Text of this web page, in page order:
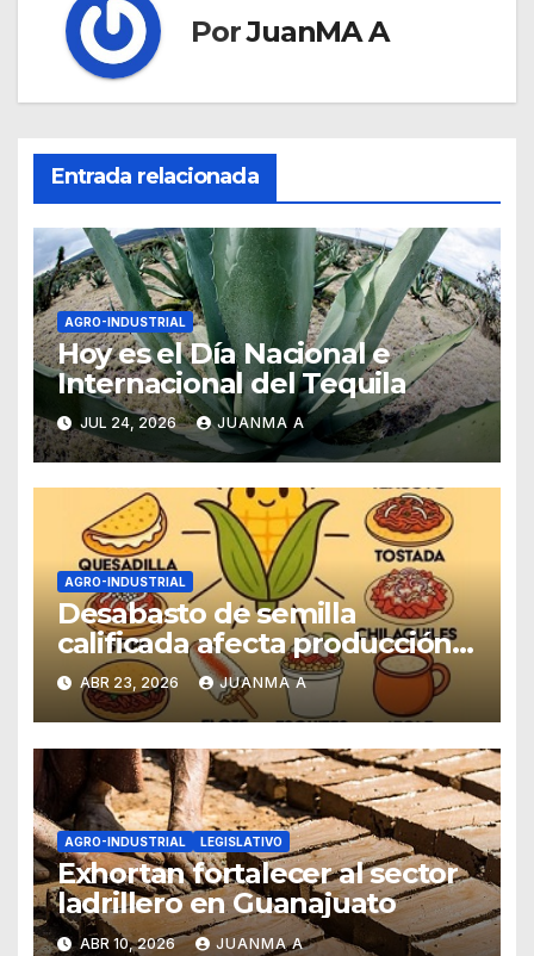
PorJuanMA A
Entrada relacionada
AGRO-INDUSTRIAL
Hoy es el Día Nacional e
Internacional del Tequila
JUL 24, 2026 JUANMA A
AGRO-INDUSTRIAL
Desabasto de semilla
calificada afecta producción
de maíz y cultivos
estratégicos en México
ABR 23, 2026 JUANMA A
AGRO-INDUSTRIAL LEGISLATIVO
Exhortan fortalecer al sector
ladrillero en Guanajuato
ABR 10, 2026 JUANMA A